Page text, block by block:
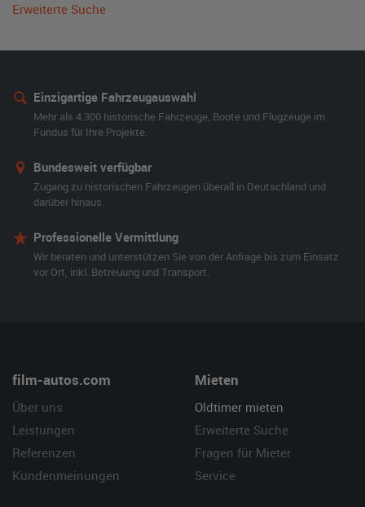
Erweiterte Suche
Einzigartige Fahrzeugauswahl
Mehr als 4.300 historische Fahrzeuge, Boote und Flugzeuge im
Fundus für Ihre Projekte.
Bundesweit verfügbar
Zugang zu historischen Fahrzeugen überall in Deutschland und
darüber hinaus.
Professionelle Vermittlung
Wir beraten und unterstützen Sie von der Anfrage bis zum Einsatz
vor Ort, inkl. Betreuung und Transport.
film-autos.com
Über uns
Leistungen
Referenzen
Kundenmeinungen
Mieten
Oldtimer mieten
Erweiterte Suche
Fragen für Mieter
Service